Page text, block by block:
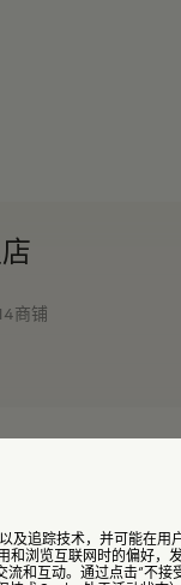
及追踪技术，并可能在
和浏览互联网时的偏好，
和互动。通过点击“不接
商铺